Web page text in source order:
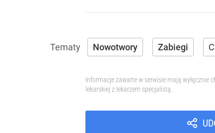
Nowotwory Zabiegi
Informacje zawarte w serwisie mają
lekarskiej z lekarzem specjalistą.